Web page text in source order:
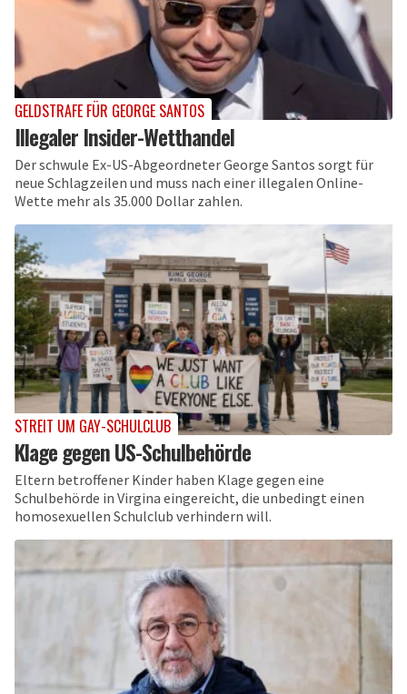
GELDSTRAFE FÜR GEORGE SANTOS
Illegaler Insider-Wetthandel
Der schwule Ex-US-Abgeordneter George Santos sorgt für
neue Schlagzeilen und muss nach einer illegalen Online-
Wette mehr als 35.000 Dollar zahlen.
STREIT UM GAY-SCHULCLUB
Klage gegen US-Schulbehörde
Eltern betroffener Kinder haben Klage gegen eine
Schulbehörde in Virgina eingereicht, die unbedingt einen
homosexuellen Schulclub verhindern will.